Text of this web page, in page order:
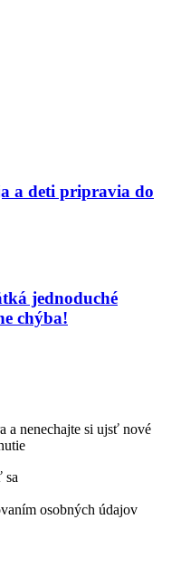
a deti pripravia do
jednoduché
chýba!
a nenechajte si ujsť nové
sa
osobných údajov